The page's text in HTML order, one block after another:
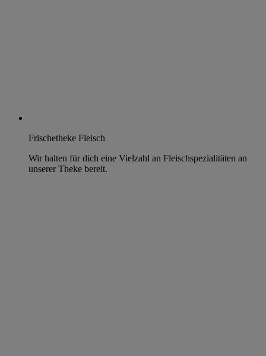
Frischetheke Fleisch
Wir halten für dich eine Vielzahl an Fleischspezialitäten an
unserer Theke bereit.